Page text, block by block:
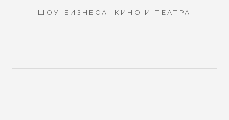
ШОУ-БИЗНЕСА, КИНО И ТЕАТРА